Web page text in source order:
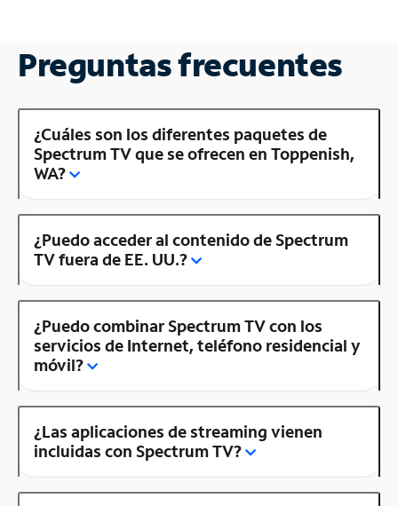
Preguntas frecuentes
¿Cuáles son los diferentes paquetes de
Spectrum TV que se ofrecen en Toppenish,
WA?
¿Puedo acceder al contenido de Spectrum
TV fuera de EE. UU.?
¿Puedo combinar Spectrum TV con los
servicios de Internet, teléfono residencial y
móvil?
¿Las aplicaciones de streaming vienen
incluidas con Spectrum TV?